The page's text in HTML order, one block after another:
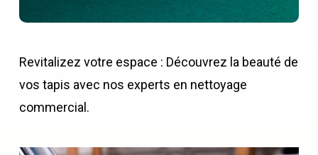
Revitalizez votre espace : Découvrez la beauté de
vos tapis avec nos experts en nettoyage
commercial.